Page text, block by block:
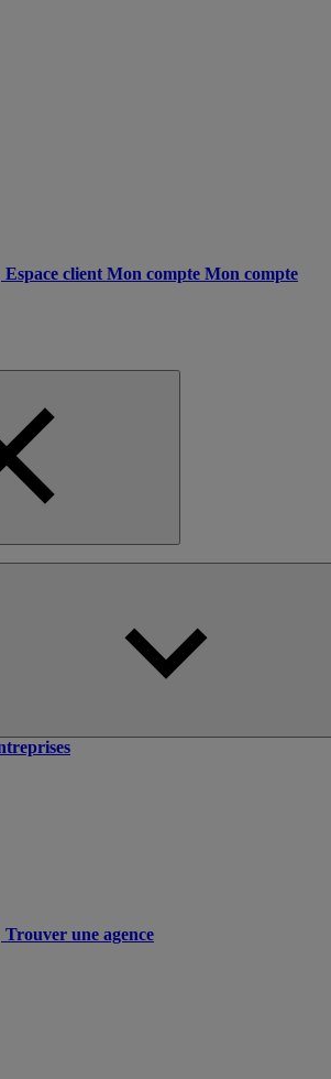
Espace client Mon compte Mon compte
Trouver une agence